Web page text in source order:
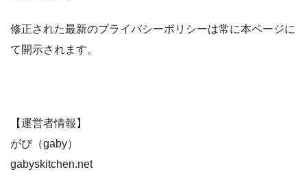
修正された最新のプライバシーポリシーは常に本ページに
て開示されます。
【運営者情報】
がび（gaby）
gabyskitchen.net